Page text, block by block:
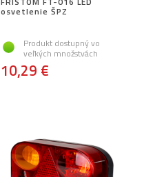
osvetlenie ŠPZ
Produkt dostupný vo
veľkých množstvách
10,29 €